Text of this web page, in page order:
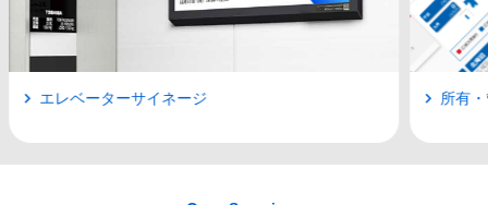
所有・管理者向け 会員サイトのご案内